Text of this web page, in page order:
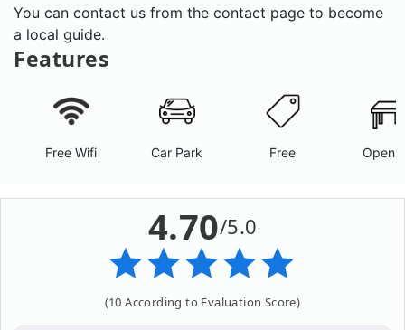
You can contact us from the contact page to become
a local guide.
Features
Free Wifi Car Park Free Open
4.70/5.0
(10 According to Evaluation Score)